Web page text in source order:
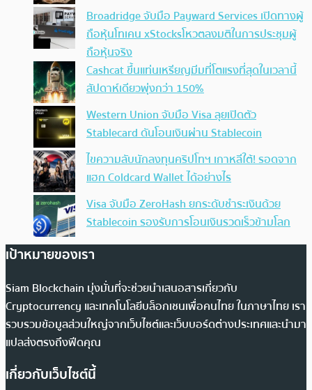
Broadridge จับมือ Payward Services เปิดทางผู้
ถือหุ้นโทเคน xStocksโหวตลงมติในการประชุมผู้
ถือหุ้นจริง
Cashcat ขึ้นแท่นเหรียญมีมที่โตแรงที่สุดในเวลานี้
สัปดาห์เดียวพุ่งกว่า 150%
Western Union จับมือ Visa ลุยเปิดตัว
Stablecard ดันโอนเงินผ่าน Stablecoin
ไขความลับนักลงทุนคริปโทฯ เกาหลีใต้! รอดจาก
แฮก Coldcard Wallet ได้อย่างไร
Visa จับมือ ZeroHash ยกระดับชำระเงินด้วย
Stablecoin รองรับการโอนเงินรวดเร็วข้ามโลก
เป้าหมายของเรา
Siam Blockchain มุ่งมั่นที่จะช่วยนำเสนอสารเกี่ยวกับ
Cryptocurrency และเทคโนโลยีบล็อกเชนเพื่อคนไทย ในภาษาไทย เรา
รวบรวมข้อมูลส่วนใหญ่จากเว็บไซต์และเว็บบอร์ดต่างประเทศและนำมา
แปลส่งตรงถึงฟีดคุณ
เกี่ยวกับเว็บไซต์นี้